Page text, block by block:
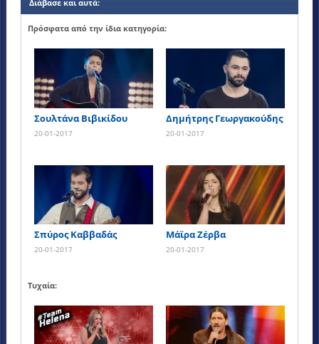
Διάβασε και αυτά:
Πρόσφατα από την ίδια κατηγορία:
Σουλτάνα Βιβικίδου
20-01-2017
Δημήτρης Γεωργακούδης
20-01-2017
Σπύρος Καββαδάς
20-01-2017
Μάϊρα Ζέρβα
20-01-2017
Τυχαία: